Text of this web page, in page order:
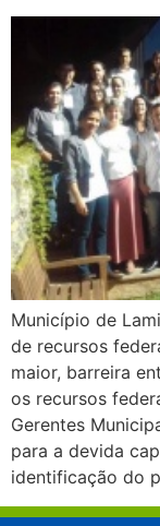
Município de
de recursos
maior, barreira
os recursos
Gerentes
para a devida
identificação do